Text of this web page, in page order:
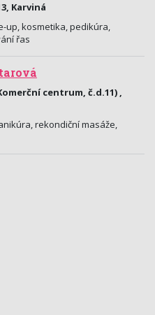
Karviná
up, kosmetika, pedikúra,
řas
centrum, č.d.11) ,
rekondiční masáže,